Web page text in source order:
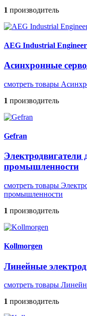
1 производитель
AEG Industrial
Асинхронные
смотреть товары
1 производитель
Gefran
Электродвигатели
промышленности
смотреть товары
промышленности
1 производитель
Kollmorgen
Линейные
смотреть товары
1 производитель